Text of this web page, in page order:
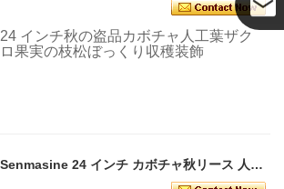
24 インチ秋の盗品カボチャ人工葉ザク
ロ果実の枝松ぼっくり収穫装飾
Senmasine 24 インチ カボチャ秋リース 人工葉付き フルーツ ザクロ 松ぼっくり 秋の収穫装飾
ココ